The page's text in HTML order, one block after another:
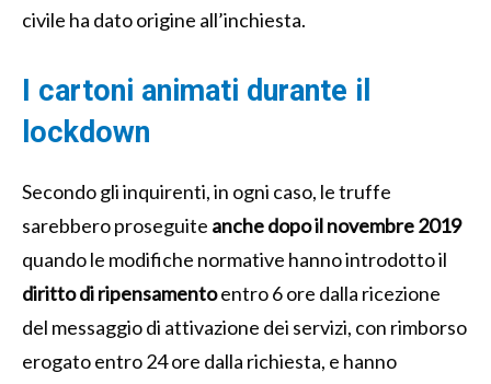
civile ha dato origine all’inchiesta.
I cartoni animati durante il
lockdown
Secondo gli inquirenti, in ogni caso, le truffe
sarebbero proseguite anche dopo il novembre 2019
quando le modifiche normative hanno introdotto il
diritto di ripensamentoentro 6 ore dalla ricezione
del messaggio di attivazione dei servizi, con rimborso
erogato entro 24 ore dalla richiesta, e hanno